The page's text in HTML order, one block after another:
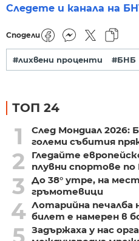
Следете и канала на
Сподели
#лихвени проценти #БНБ
ТОП 24
1
След Мондиал 2026:
големи събития
2
Гледайте
плувни спортове по
3
До 38° утре, на
гръмотевици
4 Лотарийна печалба
билет е намерен в
Задържаха у нас